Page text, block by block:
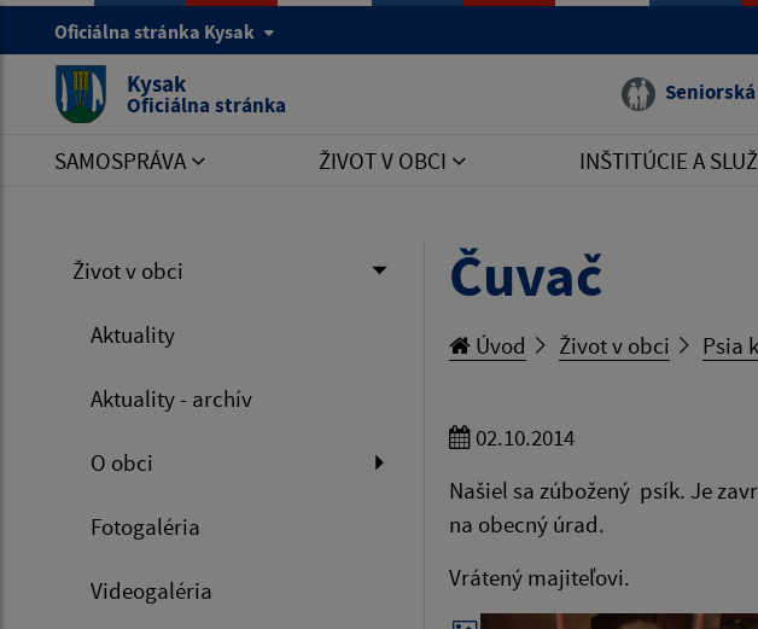
Oficiálna stránka Kysak
Kysak
Oficiálna stránka
SAMOSPRÁVA ŽIVOT V OBCI INŠTITÚCIE A
Život v obci
Aktuality
Aktuality - archív
O obci
Fotogaléria
Videogaléria
Čuvač
Úvod Život v obci Psia
02.10.2014
Našiel sa zúbožený psík. Je
na obecný úrad.
Vrátený majiteľovi.